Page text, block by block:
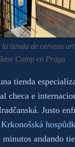
tienda de cerveza
Camp en Praga
tienda
checa e
Justo
Krkonošská
minutos andando